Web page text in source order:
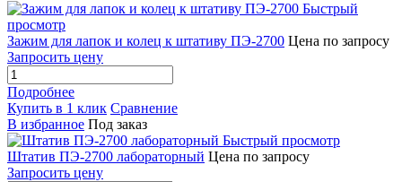
Быстрый
просмотр
Зажим для лапок и колец к штативу ПЭ-2700 Цена по запросу
Запросить цену
Подробнее
Купить в 1 клик Сравнение
В избранное Под заказ
Быстрый просмотр
Штатив ПЭ-2700 лабораторный Цена по запросу
Запросить цену